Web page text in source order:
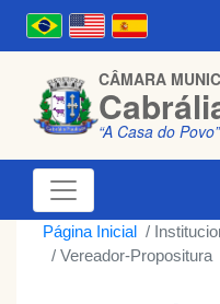
CÂMARA
“A Casa do Povo”
Página Inicial
Vereador-Propositura